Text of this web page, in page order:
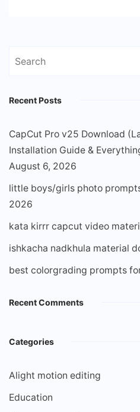
Search
Recent Posts
CapCut Pro v25 Download
Installation Guide &
August 6, 2026
little boys/girls photo
2026
kata kirrr capcut video
ishkacha nadkhula material
best colorgrading prompts
Recent Comments
Categories
Alight motion editing
Education